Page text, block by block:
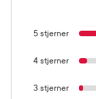
5 stjerner
4 stjerner
3 stjerner